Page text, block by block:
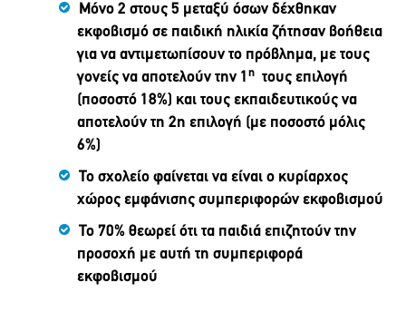
Μόνο 2 στους 5 μεταξύ όσων δέχθηκαν
εκφοβισμό σε παιδική ηλικία ζήτησαν βοήθεια
για να αντιμετωπίσουν το πρόβλημα, με τους
γονείς να αποτελούν την 1 η
τους επιλογή
(ποσοστό 18%) και τους εκπαιδευτικούς να
αποτελούν τη 2η επιλογή (με ποσοστό μόλις
6%)
Το σχολείο φαίνεται να είναι ο κυρίαρχος
χώρος εμφάνισης συμπεριφορών εκφοβισμού
Το 70% θεωρεί ότι τα παιδιά επιζητούν την
προσοχή με αυτή τη συμπεριφορά
εκφοβισμού